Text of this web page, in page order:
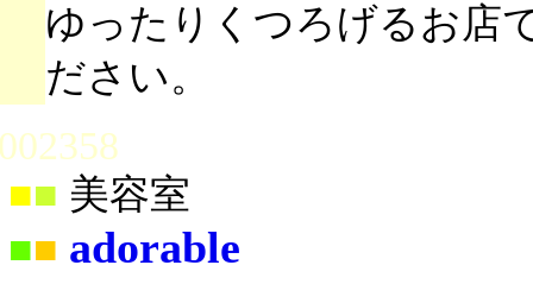
ゆったりくつろげるお店
ださい。
■ 美容室
■■ adorable